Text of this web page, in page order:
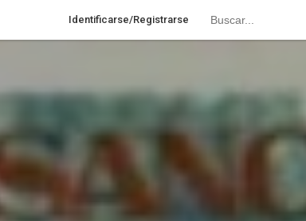
Identificarse/Registrarse